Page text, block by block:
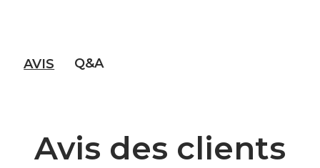
AVIS Q&A
Avis des clients